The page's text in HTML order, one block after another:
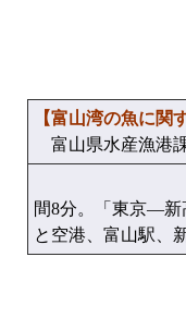
【富山湾の魚に関
富山県水産漁港課
間8分。「東京—新
と空港、富山駅、